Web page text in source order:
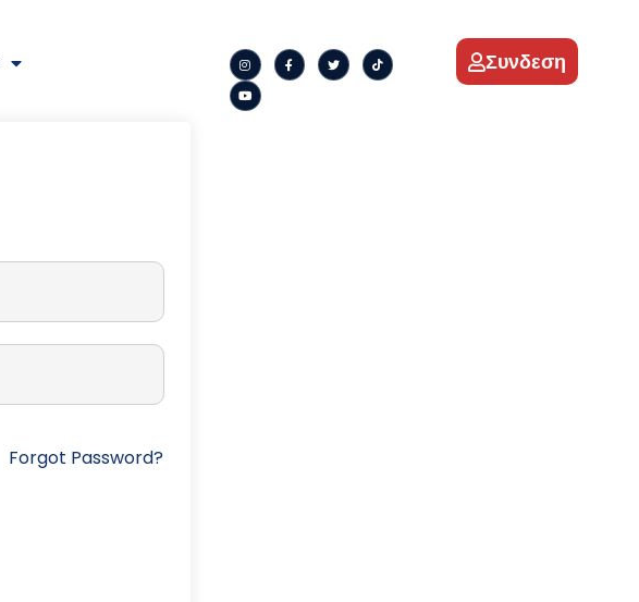
Συνδεση
Forgot Password?